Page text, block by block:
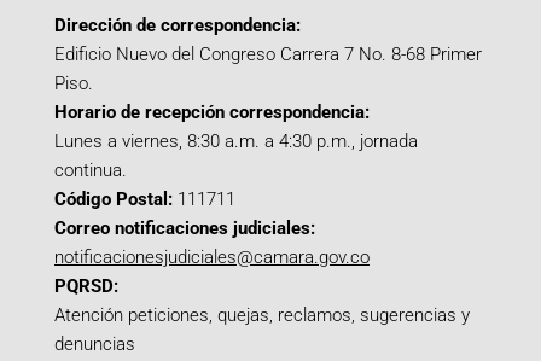
Dirección de correspondencia:
Edificio Nuevo del Congreso Carrera 7 No. 8-68 Primer
Piso.
Horario de recepción correspondencia:
Lunes a viernes, 8:30 a.m. a 4:30 p.m., jornada
continua.
Código Postal: 111711
Correo notificaciones judiciales:
notificacionesjudiciales@camara.gov.co
PQRSD:
Atención peticiones, quejas, reclamos, sugerencias y
denuncias